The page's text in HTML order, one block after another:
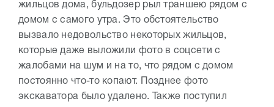
жильцов дома, бульдозер рыл траншею рядом с
домом с самого утра. Это обстоятельство
вызвало недовольство некоторых жильцов,
которые даже выложили фото в соцсети с
жалобами на шум и на то, что рядом с домом
постоянно что-то копают. Позднее фото
экскаватора было удалено. Также поступил